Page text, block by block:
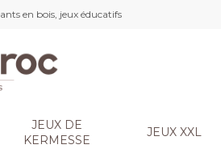
en bois, jeux éducatifs
JEUX DE
KERMESSE
JEUX XXL